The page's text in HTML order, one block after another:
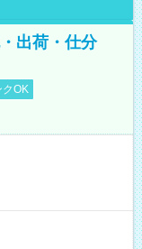
出荷・仕分
クOK